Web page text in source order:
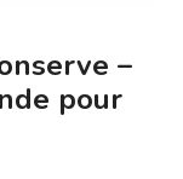
–
pour